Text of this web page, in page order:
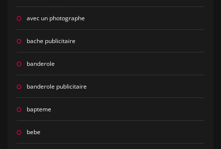
avec un photographe
bache publicitaire
banderole
banderole publicitaire
bapteme
bebe